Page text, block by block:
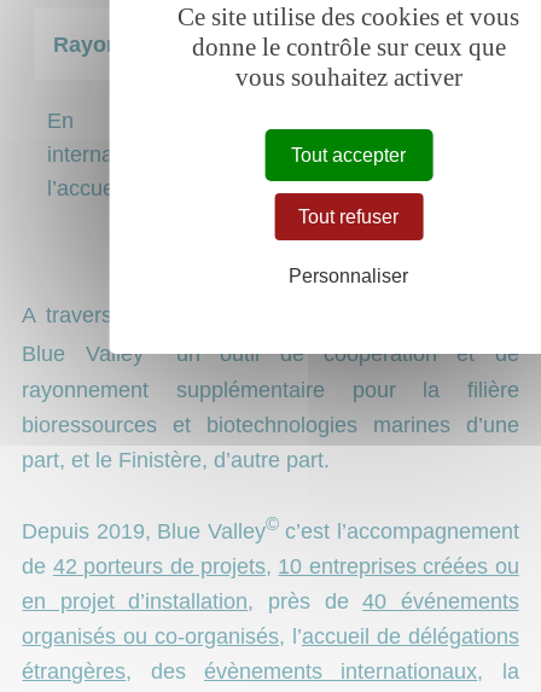
Rayonner à l’international
En participant à des événements
internationaux, des conventions d’affaires et à
l’accueil de délégations étrangères.
A travers ces actions, l’idée est bien de faire de
Blue Valley un outil de coopération et de
rayonnement supplémentaire pour la filière
bioressources et biotechnologies marines d’une
part, et le Finistère, d’autre part.
Depuis 2019, Blue Valley©c’est l’accompagnement
de 42 porteurs de projets, 10 entreprises créées ou
en projet d’installation, près de40 événements
organisés ou co-organisés, l’accueil de délégations
étrangères, des évènements internationaux, la
Ce site utilise des cookies et vous
donne le contrôle sur ceux que
vous souhaitez activer
Tout accepter
Tout refuser
Personnaliser